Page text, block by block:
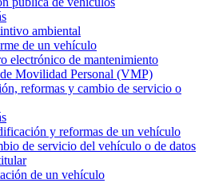
ambiental
de un vehículo
electrónico de mantenimiento
Movilidad Personal (VMP)
reformas y cambio de servicio o
y reformas de un vehículo
de servicio del vehículo o de datos
de un vehículo